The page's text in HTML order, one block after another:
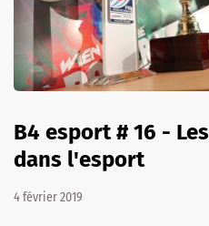
B4 esport # 16 -
dans l'esport
4 février 2019